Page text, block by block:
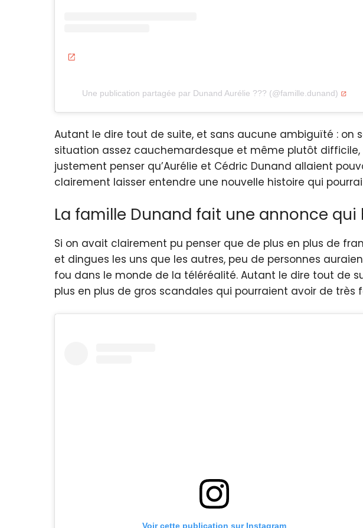
Une publication partagée par Dunand Aurélie ??? (@famille.dunand)
Autant le dire tout de suite, et sans aucune ambiguïté : on
situation assez cauchemardesque et même plutôt difficile,
justement penser qu’Aurélie et Cédric Dunand allaient
clairement laisser entendre une nouvelle histoire qui
La famille Dunand fait une annonce qui
Si on avait clairement pu penser que de plus en plus de
et dingues les uns que les autres, peu de personnes
fou dans le monde de la téléréalité. Autant le dire tout de
plus en plus de gros scandales qui pourraient avoir de très
Voir cette publication sur Instagram